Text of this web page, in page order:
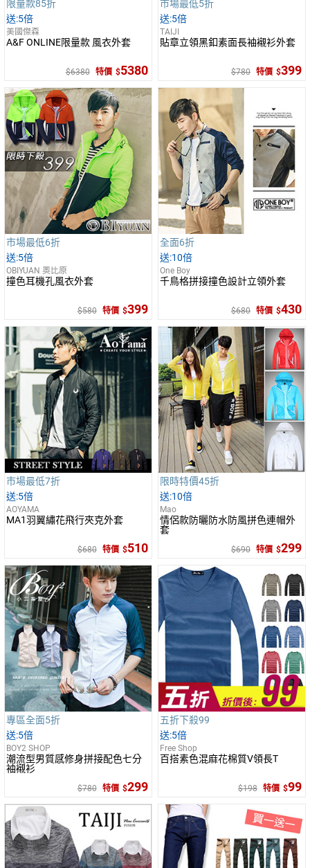
限量款85折
5倍
美國傑森
A&F ONLINE限量款 風衣外套
6380 特價 5380
市場最低5折
5倍
TAIJI
貼章立領黑釦素面長袖襯衫外套
780 特價 399
市場最低6折
5倍
OBIYUAN 奧比原
撞色耳機孔風衣外套
580 特價 399
全面6折
10倍
One Boy
千鳥格拼接撞色設計立領外套
680 特價 430
市場最低7折
5倍
AOYAMA
MA1羽翼繡花飛行夾克外套
680 特價 510
限時特價45折
10倍
Mao
情侶款防曬防水防風拼色連帽外
套
690 特價 299
專區全面5折
5倍
BOY2 SHOP
潮流型男質感修身拼接配色七分
袖襯衫
780 特價 299
五折下殺99
5倍
Free Shop
百搭素色混麻花棉質V領長T
198 特價 99